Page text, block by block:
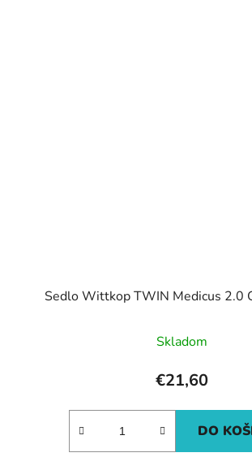
Sedlo Wittkop TWIN Medicus 2.0
Skladom
€21,60
DO